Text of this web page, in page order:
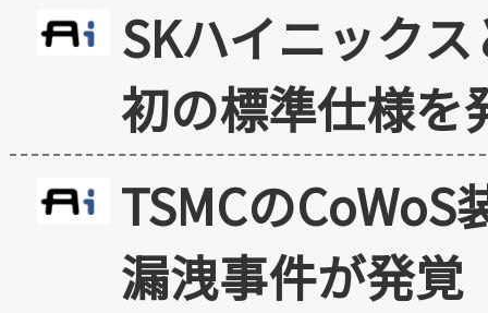
SKハイニック
初の標準仕様を
TSMCの
漏洩事件が発覚